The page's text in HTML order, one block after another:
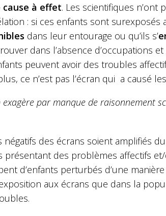
cause à effet. Les scientifiques n’ont
: si ces enfants sont surexposés
dans leur entourage ou qu’ils s’
dans l’absence d’occupations
peuvent avoir des troubles
ce n’est pas l’écran qui a causé
par manque de raisonnement
des écrans soient amplifiés
présentant des problèmes affectifs
d’enfants perturbés d’une
aux écrans que dans la